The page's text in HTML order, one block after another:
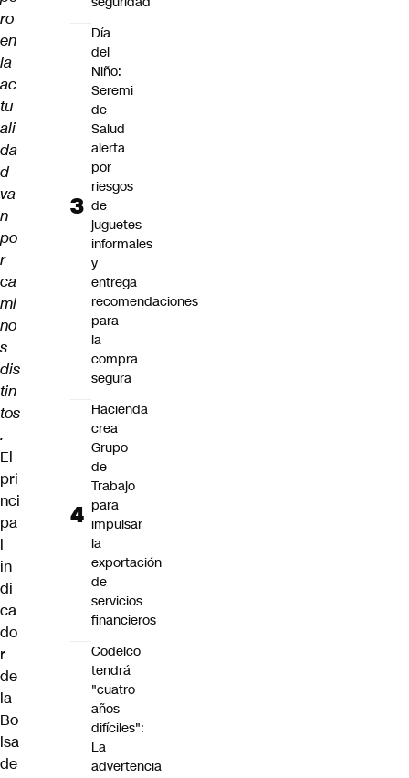
ro
en
la
ac
tu
ali
da
d
va
n
po
r
ca
mi
no
s
dis
tin
tos
.
El
pri
nci
pa
l
in
di
ca
do
r
de
la
Bo
lsa
de
Día
del
Niño:
Seremi
de
Salud
alerta
por
riesgos
de
juguetes
informales
y
entrega
recomendaciones
para
la
compra
segura
Hacienda
crea
Grupo
de
Trabajo
para
impulsar
la
exportación
de
servicios
financieros
Codelco
tendrá
"cuatro
años
difíciles":
La
advertencia